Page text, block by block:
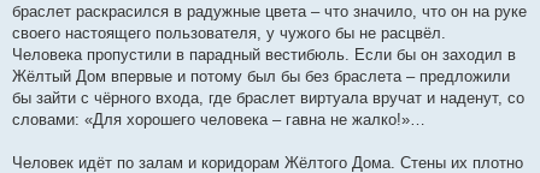
браслет раскрасился в радужные цвета – что значило, что он на руке
своего настоящего пользователя, у чужого бы не расцвёл.
Человека пропустили в парадный вестибюль. Если бы он заходил в
Жёлтый Дом впервые и потому был бы без браслета – предложили
бы зайти с чёрного входа, где браслет виртуала вручат и наденут, со
словами: «Для хорошего человека – гавна не жалко!»…
Человек идёт по залам и коридорам Жёлтого Дома. Стены их плотно